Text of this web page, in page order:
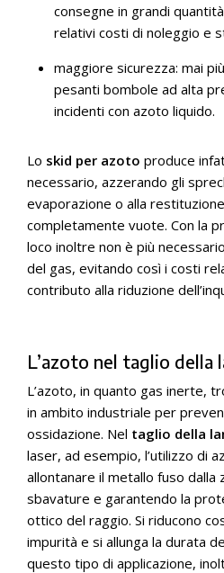
consegne in grandi
relativi costi di noleggio e
maggiore sicurezza: mai
pesanti bombole ad alta
incidenti con azoto liquido.
Lo skid per azoto produce
necessario, azzerando gli
evaporazione o alla
completamente vuote. Con la
loco inoltre non è più
del gas, evitando così i costi
contributo alla riduzione
L’azoto nel taglio della
L’azoto, in quanto gas inerte,
in ambito industriale per
ossidazione. Nel taglio della
laser, ad esempio, l’utilizzo di
allontanare il metallo fuso dalla
sbavature e garantendo la
ottico del raggio. Si riducono
impurità e si allunga la durata
questo tipo di applicazione,